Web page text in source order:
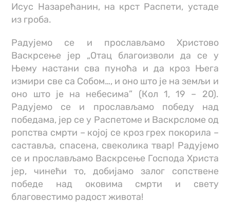
Исус Назарећанин, на крст Распети, устаде
из гроба.
Радујемо се и прослављамо Христово
Васкрсење јер „Отац благоизволи да се у
Њему настани сва пуноћа и да кроз Њега
измири све са Собом…, и оно што је на земљи и
оно што је на небесима” (Кол 1, 19 – 20).
Радујемо се и прослављамо победу над
победама, јер се у Распетоме и Васкрсломе од
ропства смрти – којој се кроз грех покорила –
саставља, спасена, свеколика твар! Радујемо
се и прослављамо Васкрсење Господа Христа
јер, чинећи то, добијамо залог сопствене
победе над оковима смрти и свету
благовестимо радост живота!